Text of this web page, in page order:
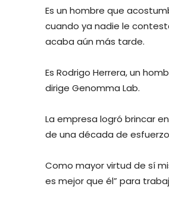
Es un hombre que
cuando ya nadie le
acaba aún más tarde.
Es Rodrigo Herrera, un
dirige Genomma Lab.
La empresa logró brincar
de una década de
Como mayor virtud de sí
es mejor que él” para